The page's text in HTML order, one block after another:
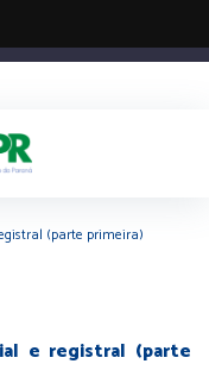
(parte primeira)
e registral (parte